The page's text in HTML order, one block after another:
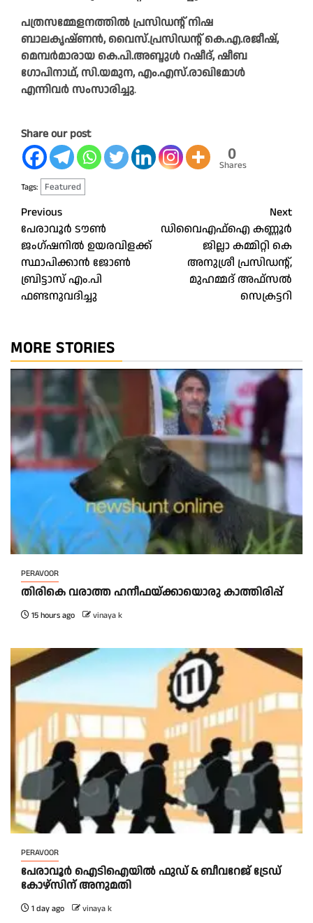
പത്രസമ്മേളനത്തിൽ പ്രസിഡന്റ് നിഷ
ബാലകൃഷ്ണൻ, വൈസ്.പ്രസിഡന്റ് കെ.എ.രജീഷ്,
മെമ്പർമാരായ കെ.പി.അബ്ദുൾ റഷീദ്, ഷീബ
ഗോപിനാഥ്, സി.യമുന, എം.എസ്.രാഖിമോൾ
എന്നിവർ സംസാരിച്ചു.
Share our post
0
Shares
Tags: Featured
Post
navigation
Previous
പേരാവൂർ ടൗൺ
ജംഗ്ഷനിൽ ഉയരവിളക്ക്
സ്ഥാപിക്കാൻ ജോൺ
ബ്രിട്ടാസ് എം.പി
ഫണ്ടനുവദിച്ചു
Next
ഡിവൈഎഫ്‌ഐ കണ്ണൂർ
ജില്ലാ കമ്മിറ്റി കെ
അനുശ്രീ പ്രസിഡന്റ്‌,
മുഹമ്മദ്‌ അഫ്‌സൽ
സെക്രട്ടറി
MORE STORIES
PERAVOOR
തിരികെ വരാത്ത ഹനീഫയ്ക്കായൊരു കാത്തിരിപ്പ്
15 hours ago vinaya k
PERAVOOR
പേരാവൂർ ഐടിഐയിൽ ഫുഡ് & ബീവറേജ് ട്രേഡ്
കോഴ്സിന് അനുമതി
1 day ago vinaya k